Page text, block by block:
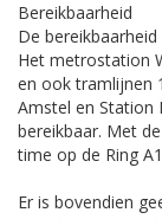
Bereikbaarheid
De
Het metrostation
en ook tramlijnen
Amstel en Station
bereikbaar. Met
time op de Ring
Er is bovendien